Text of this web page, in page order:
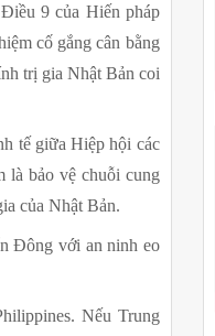
9 của Hiến pháp
cố gắng cân bằng
trị gia Nhật Bản coi
tế giữa Hiệp hội các
bảo vệ chuỗi cung
của Nhật Bản.
Đông với an ninh eo
Nếu Trung